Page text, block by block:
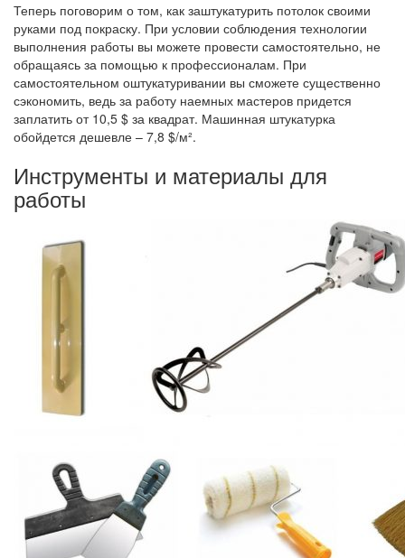
Теперь поговорим о том, как заштукатурить потолок своими
руками под покраску. При условии соблюдения технологии
выполнения работы вы можете провести самостоятельно, не
обращаясь за помощью к профессионалам. При
самостоятельном оштукатуривании вы сможете существенно
сэкономить, ведь за работу наемных мастеров придется
заплатить от 10,5 $ за квадрат. Машинная штукатурка
обойдется дешевле – 7,8 $/м².
Инструменты и материалы для
работы